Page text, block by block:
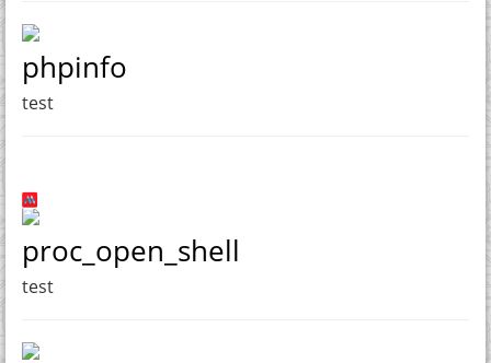
phpinfo
test
proc_open_shell
test